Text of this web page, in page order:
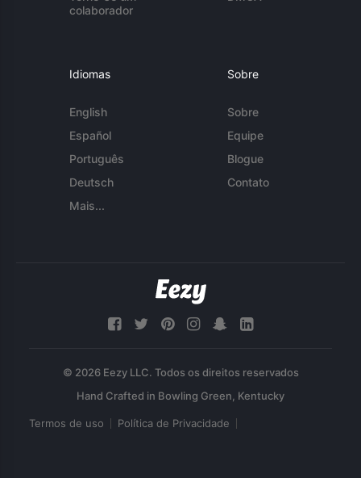
colaborador
Idiomas
English
Español
Português
Deutsch
Mais...
Sobre
Sobre
Equipe
Blogue
Contato
© 2026 Eezy LLC. Todos os direitos reservados
Termos de uso Política de Privacidade